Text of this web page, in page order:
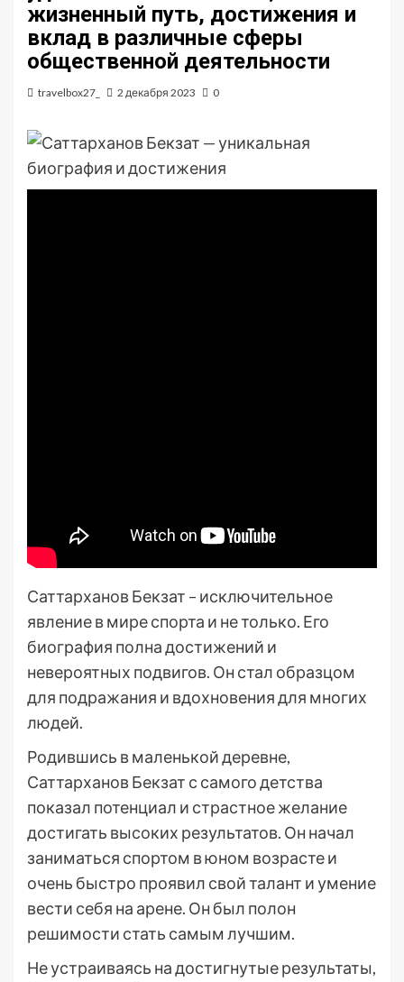
жизненный путь, достижения и
вклад в различные сферы
общественной деятельности
travelbox27_ 2 декабря 2023 0
Саттарханов Бекзат – исключительное
явление в мире спорта и не только. Его
биография полна достижений и
невероятных подвигов. Он стал образцом
для подражания и вдохновения для многих
людей.
Родившись в маленькой деревне,
Саттарханов Бекзат с самого детства
показал потенциал и страстное желание
достигать высоких результатов. Он начал
заниматься спортом в юном возрасте и
очень быстро проявил свой талант и умение
вести себя на арене. Он был полон
решимости стать самым лучшим.
Не устраиваясь на достигнутые результаты,